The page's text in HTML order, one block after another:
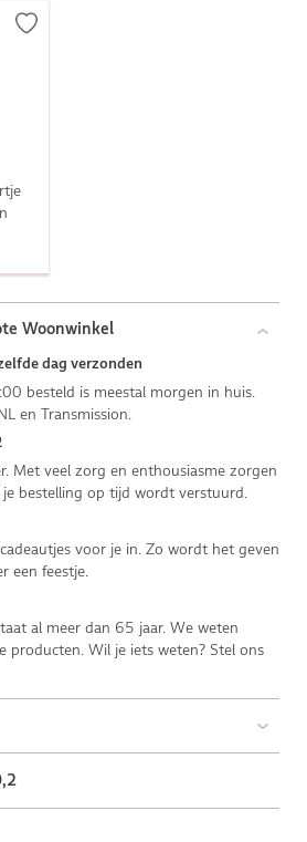
Woonwinkel
dag verzonden
besteld is meestal morgen in huis.
en Transmission.
Met veel zorg en enthousiasme zorgen
bestelling op tijd wordt verstuurd.
voor je in. Zo wordt het geven
een feestje.
al meer dan 65 jaar. We weten
producten. Wil je iets weten? Stel ons